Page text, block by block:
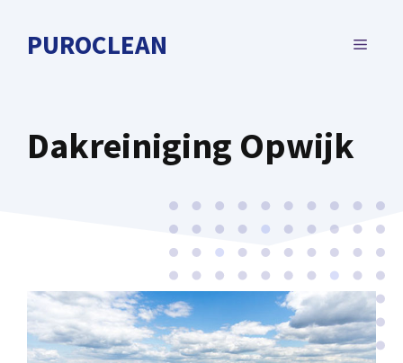
naarPUROCLEAN MENU
Dakreiniging Opwijk